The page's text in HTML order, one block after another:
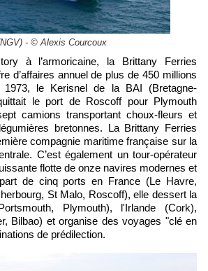
- © Alexis Courcoux
d’affaires annuel de plus de 450 millions
1973, le Kerisnel de la BAI (Bretagne-
le port de Roscoff pour Plymouth
camions transportant choux-fleurs et
bretonnes. La Brittany Ferries
compagnie maritime française sur la
C’est également un tour-opérateur
flotte de onze navires modernes et
de cinq ports en France (Le Havre,
St Malo, Roscoff), elle dessert la
Plymouth), l'Irlande (Cork),
Bilbao) et organise des voyages "clé en
de prédilection.